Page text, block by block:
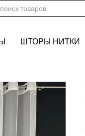
ШТОРЫ НИТКИ